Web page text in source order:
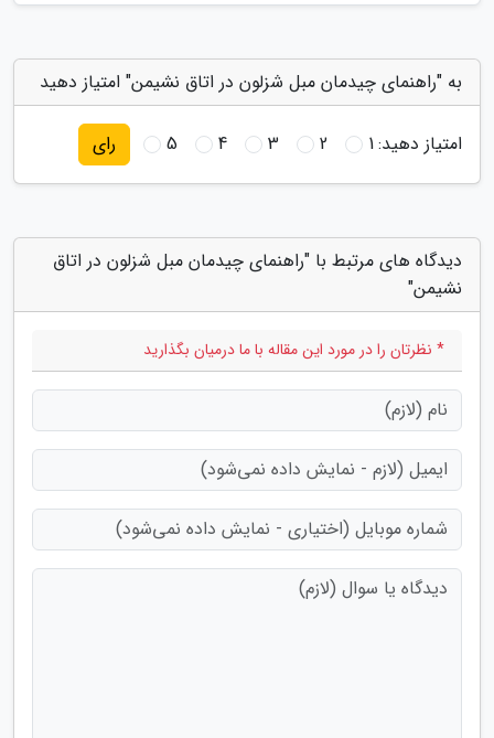
به "راهنمای چیدمان مبل شزلون در اتاق نشیمن" امتیاز دهید
امتیاز دهید:1
2
3
4
5 رای
دیدگاه های مرتبط با "راهنمای چیدمان مبل شزلون در اتاق
نشیمن"
* نظرتان را در مورد این مقاله با ما درمیان بگذارید